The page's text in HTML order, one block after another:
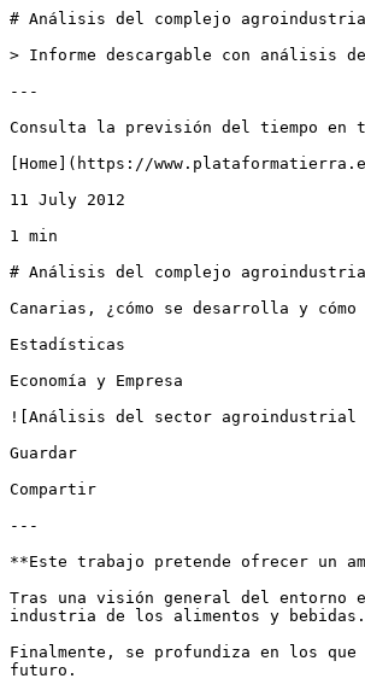
# Análisis del complejo
> Informe descargable con análisis
---
Consulta la previsión del tiempo en
[Home](https://
11 July 2012
1 min
# Análisis del complejo
Canarias, ¿cómo se desarrolla y
Estadísticas
Economía y Empresa
![Análisis del sector agroindustrial
Guardar
Compartir
---
**Este trabajo pretende ofrecer un
Tras una visión general del entorno
industria de los alimentos y
Finalmente, se profundiza en los
futuro.